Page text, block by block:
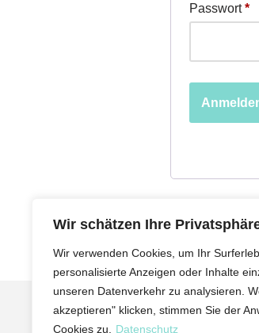
Wir schätzen Ihre
Wir verwenden Cookies, um Ihr
personalisierte Anzeigen oder Inhalte
unseren Datenverkehr zu analysieren.
akzeptieren" klicken, stimmen Sie der
Cookies zu.
Datenschutz
Passwort*